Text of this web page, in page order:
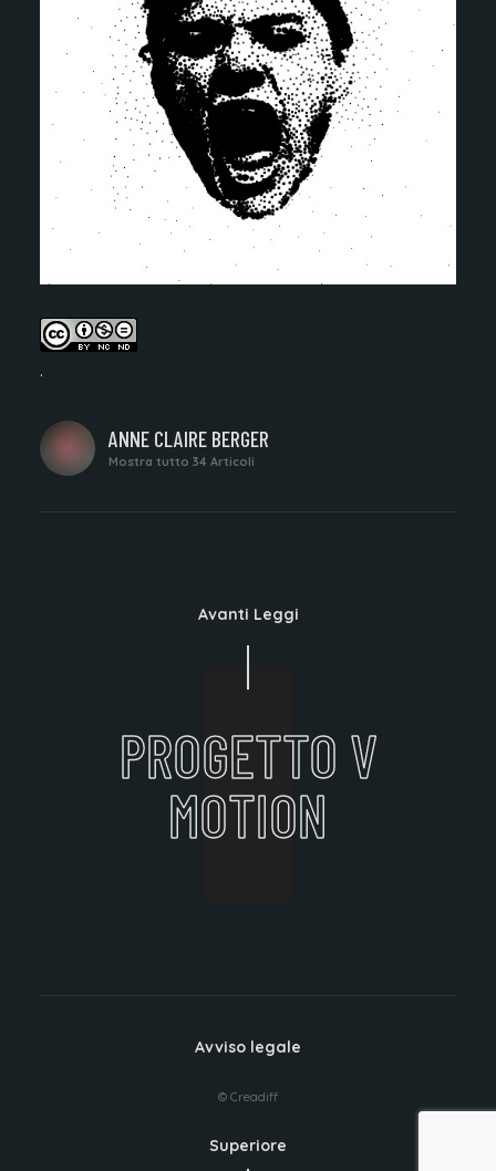
.
SCRITTO
DA
ANNE CLAIRE BERGER
Mostra tutto 34 Articoli
Avanti Leggi
PROGETTO V
MOTION
© Creadiff
Avviso legale
Superiore